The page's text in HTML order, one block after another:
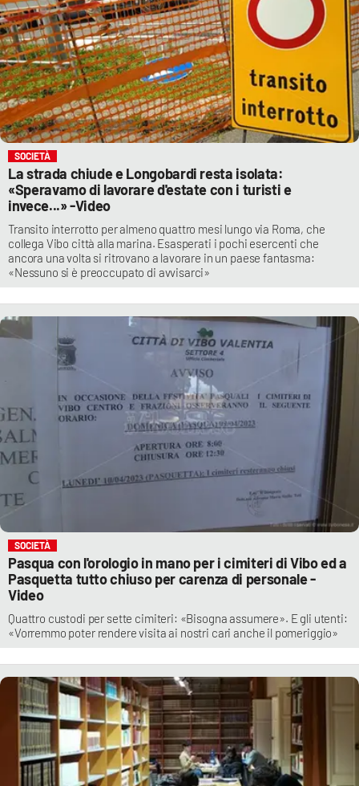
SOCIETÀ
La strada chiude e Longobardi resta isolata:
«Speravamo di lavorare d'estate con i turisti e
invece...» -Video
Transito interrotto per almeno quattro mesi lungo via Roma, che
collega Vibo città alla marina. Esasperati i pochi esercenti che
ancora una volta si ritrovano a lavorare in un paese fantasma:
«Nessuno si è preoccupato di avvisarci»
SOCIETÀ
Pasqua con l'orologio in mano per i cimiteri di Vibo ed a
Pasquetta tutto chiuso per carenza di personale -
Video
Quattro custodi per sette cimiteri: «Bisogna assumere». E gli utenti:
«Vorremmo poter rendere visita ai nostri cari anche il pomeriggio»